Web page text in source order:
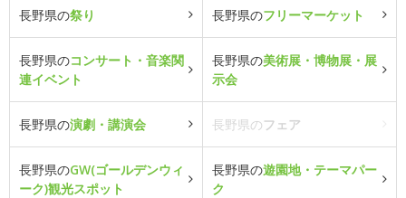
長野県の祭り 長野県のフリーマーケット
長野県のコンサート・音楽関
連イベント
長野県の美術展・博物展・展
示会
長野県の演劇・講演会 長野県のフェア
長野県のGW(ゴールデンウィ
ーク)観光スポット
長野県の遊園地・テーマパー
ク